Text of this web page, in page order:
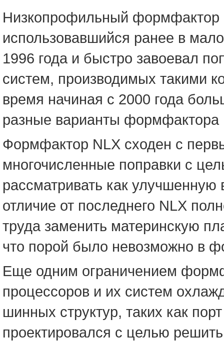
Низкопрофильный формфактор
использовавшийся ранее в
1996 года и быстро завоевал
систем, производимых такими
время начиная с 2000 года
разные варианты формфактора
Формфактор NLX сходен с
многочисленные поправки с
рассматривать как улучшенную
отличие от последнего NLX
труда заменить материнскую
что порой было невозможно в
Еще одним ограничением
процессоров и их систем
шинных структур, таких как
проектировался с целью